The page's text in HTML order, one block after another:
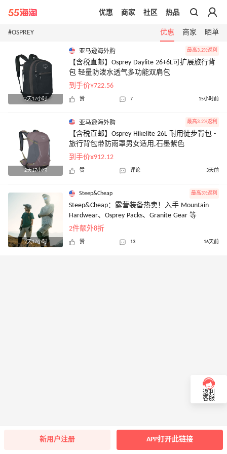
带你去官网买正品
优惠 商家 社区 热品
#OSPREY 优惠 商家 晒单
2天17小时
亚马逊海外购 最高3.2%返利
【含税直邮】Osprey Daylite 26+6L可扩展旅行背
包 轻量防泼水透气多功能双肩包
到手价¥722.56
赞 7 15小时前
2天17小时
亚马逊海外购 最高3.2%返利
【含税直邮】Osprey Hikelite 26L 耐用徒步背包 -
旅行背包带防雨罩男女适用,石墨紫色
到手价¥912.12
赞 评论 3天前
2天17小时
Steep&Cheap 最高3%返利
Steep&Cheap：露营装备热卖！入手 Mountain
Hardwear、Osprey Packs、Granite Gear 等
2件额外8折
赞 13 16天前
返利
客服
新用户注册 APP打开此链接